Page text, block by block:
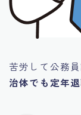
苦労して公務
治体でも定年